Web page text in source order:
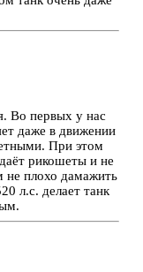
Во первых у нас
даже в движении
При этом
рикошеты и не
не плохо дамажить
л.с. делает танк